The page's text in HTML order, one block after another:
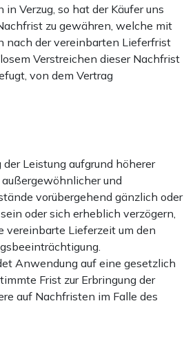
in Verzug, so hat der Käufer uns
zu gewähren, welche mit
nach der vereinbarten Lieferfrist
Verstreichen dieser Nachfrist
von dem Vertrag
Leistung aufgrund höherer
und
vorübergehend gänzlich oder
oder sich erheblich verzögern,
vereinbarte Lieferzeit um den
Anwendung auf eine gesetzlich
Frist zur Erbringung der
auf Nachfristen im Falle des